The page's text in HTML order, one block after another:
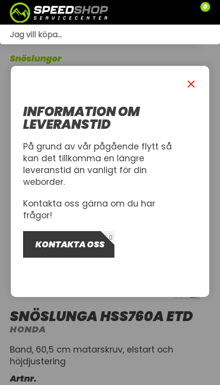
0
SLÄPVAGNAR
Snöslungor
SNÖSLUNGA HSS760A ETD
HONDA
Band, 60,5 cm matarskruv, elstart och
höjdjustering
Artnr.
INFORMATION OM
LEVERANSTID
På grund av vår pågående flytt så
kan det tillkomma en längre
leveranstid än vanligt för din
weborder.
Kontakta oss gärna om du har
frågor!
KONTAKTA OSS